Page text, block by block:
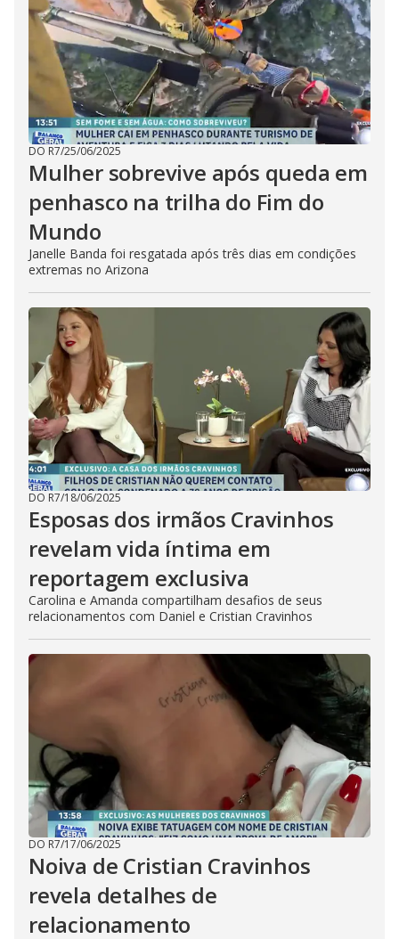
DO R7/25/06/2025
Mulher sobrevive após queda em
penhasco na trilha do Fim do
Mundo
Janelle Banda foi resgatada após três dias em condições
extremas no Arizona
DO R7/18/06/2025
Esposas dos irmãos Cravinhos
revelam vida íntima em
reportagem exclusiva
Carolina e Amanda compartilham desafios de seus
relacionamentos com Daniel e Cristian Cravinhos
DO R7/17/06/2025
Noiva de Cristian Cravinhos
revela detalhes de
relacionamento